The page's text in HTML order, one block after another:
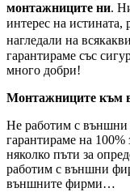
монтажниците ни.
интерес на истината,
нагледали на
гарантираме със
много добри!
Монтажниците към
Не работим с външни
гарантираме на
няколко пъти за
работим с външни
външните фирми…